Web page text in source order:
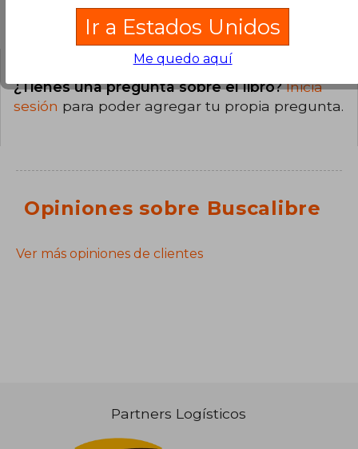
Preguntas y respuestas sobre el libro
¿Tienes una pregunta sobre el libro?Inicia
sesión para poder agregar tu propia pregunta.
Opiniones sobre Buscalibre
Ver más opiniones de clientes
Partners Logísticos
Ir a Estados Unidos
Me quedo aquí